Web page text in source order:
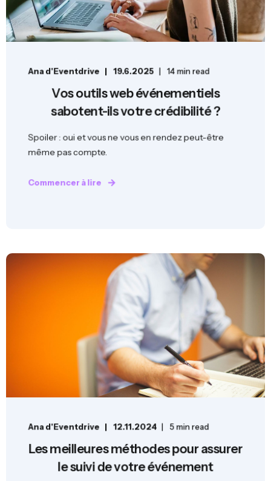
Ana d'Eventdrive 19.6.2025 14 min read
Vos outils web événementiels
sabotent-ils votre crédibilité ?
Spoiler : oui et vous ne vous en rendez peut-être
même pas compte.
Commencer à lire
Ana d'Eventdrive 12.11.2024 5 min read
Les meilleures méthodes pour assurer
le suivi de votre événement